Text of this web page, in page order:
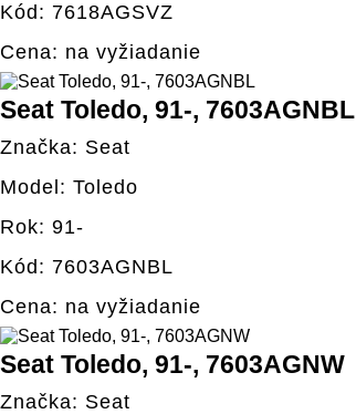
Kód: 7618AGSVZ
Cena: na vyžiadanie
Seat Toledo, 91-, 7603AGNBL
Značka: Seat
Model: Toledo
Rok: 91-
Kód: 7603AGNBL
Cena: na vyžiadanie
Seat Toledo, 91-, 7603AGNW
Značka: Seat